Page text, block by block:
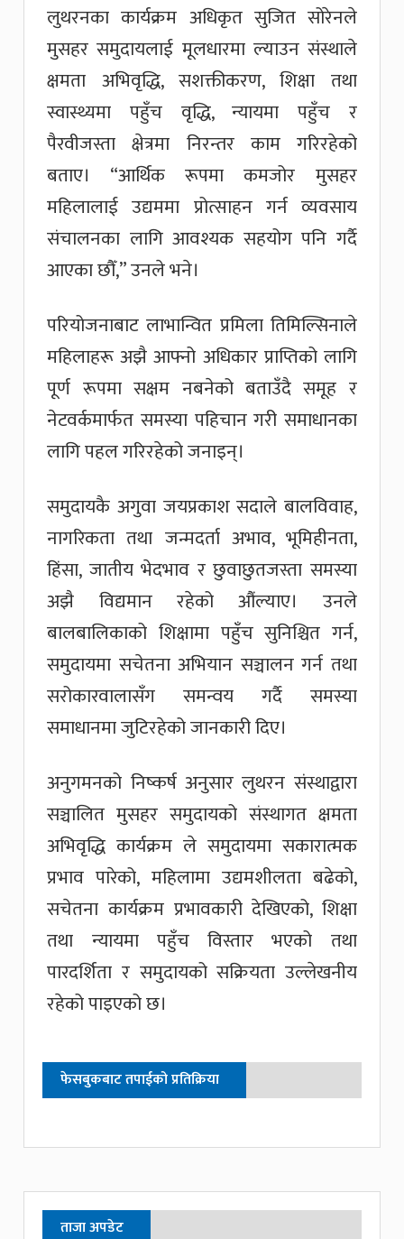
लुथरनका कार्यक्रम अधिकृत सुजित सोरेनले
मुसहर समुदायलाई मूलधारमा ल्याउन संस्थाले
क्षमता अभिवृद्धि, सशक्तीकरण, शिक्षा तथा
स्वास्थ्यमा पहुँच वृद्धि, न्यायमा पहुँच र
पैरवीजस्ता क्षेत्रमा निरन्तर काम गरिरहेको
बताए। “आर्थिक रूपमा कमजोर मुसहर
महिलालाई उद्यममा प्रोत्साहन गर्न व्यवसाय
संचालनका लागि आवश्यक सहयोग पनि गर्दै
आएका छौँ,” उनले भने।
परियोजनाबाट लाभान्वित प्रमिला तिमिल्सिनाले
महिलाहरू अझै आफ्नो अधिकार प्राप्तिको लागि
पूर्ण रूपमा सक्षम नबनेको बताउँदै समूह र
नेटवर्कमार्फत समस्या पहिचान गरी समाधानका
लागि पहल गरिरहेको जनाइन्।
समुदायकै अगुवा जयप्रकाश सदाले बालविवाह,
नागरिकता तथा जन्मदर्ता अभाव, भूमिहीनता,
हिंसा, जातीय भेदभाव र छुवाछुतजस्ता समस्या
अझै विद्यमान रहेको औंल्याए। उनले
बालबालिकाको शिक्षामा पहुँच सुनिश्चित गर्न,
समुदायमा सचेतना अभियान सञ्चालन गर्न तथा
सरोकारवालासँग समन्वय गर्दै समस्या
समाधानमा जुटिरहेको जानकारी दिए।
अनुगमनको निष्कर्ष अनुसार लुथरन संस्थाद्वारा
सञ्चालित मुसहर समुदायको संस्थागत क्षमता
अभिवृद्धि कार्यक्रम ले समुदायमा सकारात्मक
प्रभाव पारेको, महिलामा उद्यमशीलता बढेको,
सचेतना कार्यक्रम प्रभावकारी देखिएको, शिक्षा
तथा न्यायमा पहुँच विस्तार भएको तथा
पारदर्शिता र समुदायको सक्रियता उल्लेखनीय
रहेको पाइएको छ।
फेसबुकबाट तपाईको प्रतिक्रिया
ताजा अपडेट